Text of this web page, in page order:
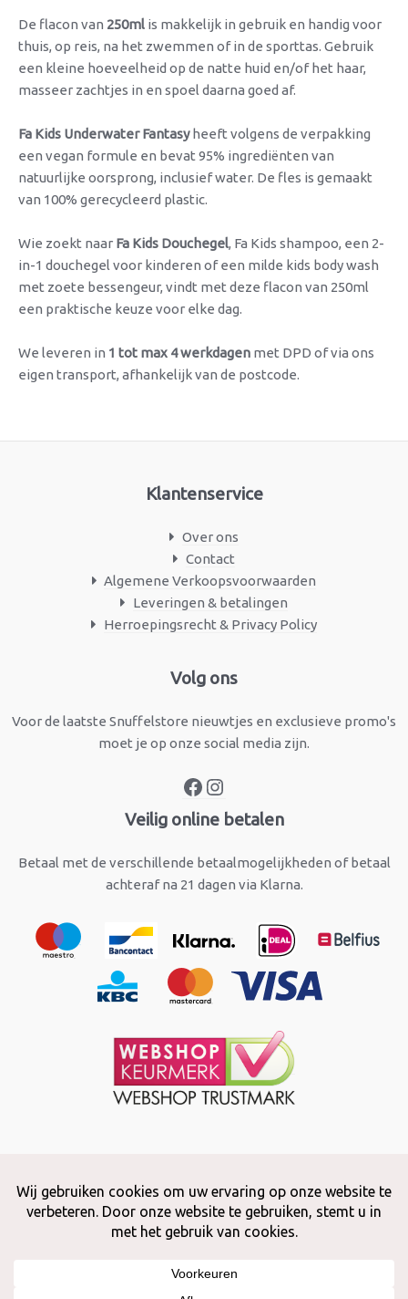
De flacon van 250ml is makkelijk in gebruik en handig voor
thuis, op reis, na het zwemmen of in de sporttas. Gebruik
een kleine hoeveelheid op de natte huid en/of het haar,
masseer zachtjes in en spoel daarna goed af.
Fa Kids Underwater Fantasyheeft volgens de verpakking
een vegan formule en bevat 95% ingrediënten van
natuurlijke oorsprong, inclusief water. De fles is gemaakt
van 100% gerecycleerd plastic.
Wie zoekt naar Fa Kids Douchegel, Fa Kids shampoo, een 2-
in-1 douchegel voor kinderen of een milde kids body wash
met zoete bessengeur, vindt met deze flacon van 250ml
een praktische keuze voor elke dag.
We leveren in 1 tot max 4 werkdagen met DPD of via ons
eigen transport, afhankelijk van de postcode.
Klantenservice
Over ons
Contact
Algemene Verkoopsvoorwaarden
Leveringen & betalingen
Herroepingsrecht & Privacy Policy
Volg ons
Voor de laatste Snuffelstore nieuwtjes en exclusieve promo's
moet je op onze social media zijn.
Facebook
Veilig online betalen
Betaal met de verschillende betaalmogelijkheden of betaal
achteraf na 21 dagen via Klarna.
Copyright © 2026 Snuffelstore
Adax BV - 0032 (0)50 66 56 51 -info@snuffelstore.be